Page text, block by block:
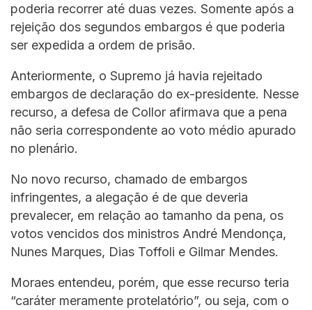
poderia recorrer até duas vezes. Somente após a
rejeição dos segundos embargos é que poderia
ser expedida a ordem de prisão.
Anteriormente, o Supremo já havia rejeitado
embargos de declaração do ex-presidente. Nesse
recurso, a defesa de Collor afirmava que a pena
não seria correspondente ao voto médio apurado
no plenário.
No novo recurso, chamado de embargos
infringentes, a alegação é de que deveria
prevalecer, em relação ao tamanho da pena, os
votos vencidos dos ministros André Mendonça,
Nunes Marques, Dias Toffoli e Gilmar Mendes.
Moraes entendeu, porém, que esse recurso teria
“caráter meramente protelatório”, ou seja, com o